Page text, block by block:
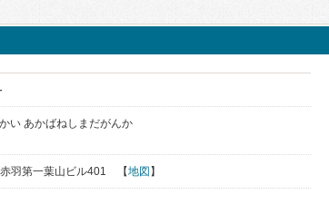
い あかばねしまだがんか
羽第一葉山ビル401 【地図 】